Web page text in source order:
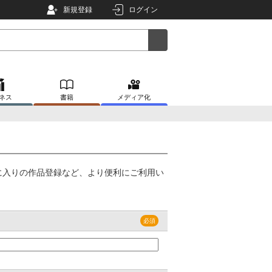
新規登録 ログイン
ス 書籍 メディア化
りの作品登録など、より便利にご利用い